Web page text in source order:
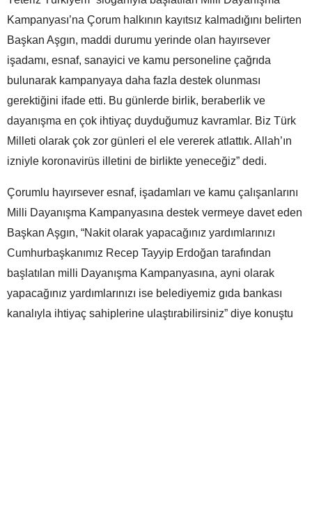
Kampanyası’na Çorum halkının kayıtsız kalmadığını belirten
Başkan Aşgın, maddi durumu yerinde olan hayırsever
işadamı, esnaf, sanayici ve kamu personeline çağrıda
bulunarak kampanyaya daha fazla destek olunması
gerektiğini ifade etti. Bu günlerde birlik, beraberlik ve
dayanışma en çok ihtiyaç duyduğumuz kavramlar. Biz Türk
Milleti olarak çok zor günleri el ele vererek atlattık. Allah’ın
izniyle koronavirüs illetini de birlikte yeneceğiz” dedi.
Çorumlu hayırsever esnaf, işadamları ve kamu çalışanlarını
Milli Dayanışma Kampanyasına destek vermeye davet eden
Başkan Aşgın, “Nakit olarak yapacağınız yardımlarınızı
Cumhurbaşkanımız Recep Tayyip Erdoğan tarafından
başlatılan milli Dayanışma Kampanyasına, ayni olarak
yapacağınız yardımlarınızı ise belediyemiz gıda bankası
kanalıyla ihtiyaç sahiplerine ulaştırabilirsiniz” diye konuştu